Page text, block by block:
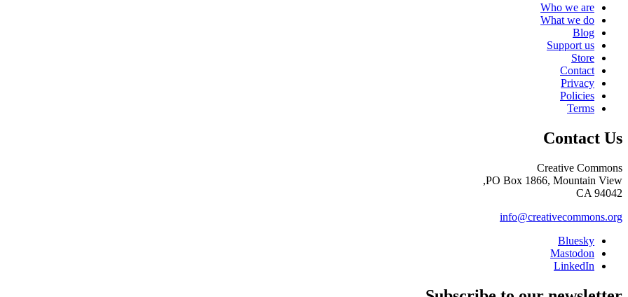
Who we are
What we do
Blog
Support us
Store
Contact
Privacy
Policies
Terms
Contact Us
Creative Commons
PO Box 1866, Mountain View,
CA 94042
info@creativecommons.org
Bluesky
Mastodon
LinkedIn